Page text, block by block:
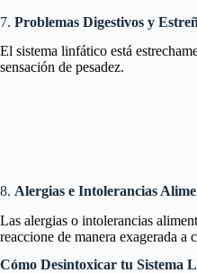
7. Problemas Digestivos y
El sistema linfático está
sensación de pesadez.
8. Alergias e Intolerancias
Las alergias o intolerancias
reaccione de manera exagerada a
Cómo Desintoxicar tu Sistema